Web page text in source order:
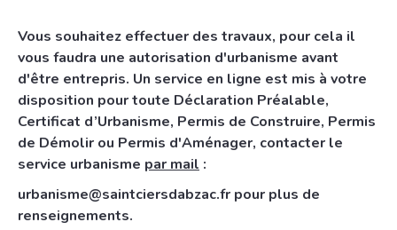
Vous souhaitez effectuer des travaux, pour cela il
vous faudra une autorisation d'urbanisme avant
d'être entrepris. Un service en ligne est mis à votre
disposition pour toute Déclaration Préalable,
Certificat d’Urbanisme, Permis de Construire, Permis
de Démolir ou Permis d'Aménager, contacter le
service urbanisme par mail :
urbanisme@saintciersdabzac.fr pour plus de
renseignements.